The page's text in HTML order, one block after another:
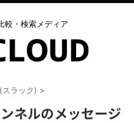
較・検索メディア
スラック) >
ネルのメッセージ